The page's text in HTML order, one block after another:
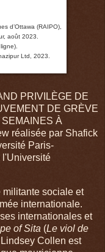
d’Ottawa (RAIPO),
août 2023.
Ltd, 2023.
PRIVILÈGE DE
DE GRÈVE
À
réalisée par Shafick
Paris-
l'Université
militante sociale et
internationale.
internationales et
of Sita (Le viol de
Collen est